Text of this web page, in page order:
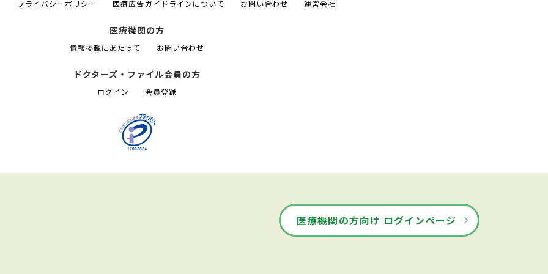
プライバシーポリシー 医療広告ガイドラインについて お問い合わせ 運営会社
医療機関の方
情報掲載にあたって お問い合わせ
ドクターズ・ファイル会員の方
ログイン 会員登録
医療機関の方向け ログインページ